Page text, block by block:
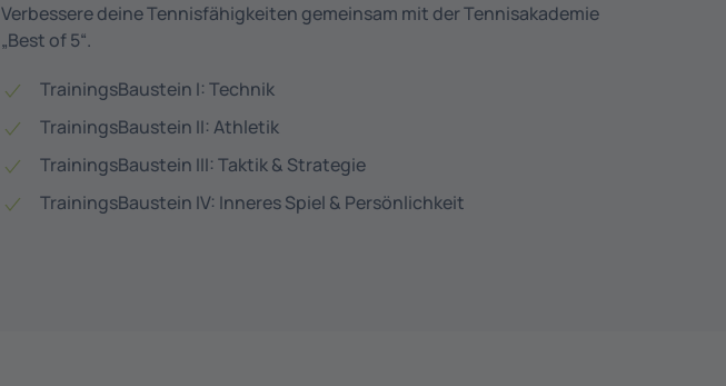
Verbessere deine Tennisfähigkeiten gemeinsam mit der Tennisakademie
„Best of 5“.
TrainingsBaustein I: Technik
TrainingsBaustein II: Athletik
TrainingsBaustein III: Taktik & Strategie
TrainingsBaustein IV: Inneres Spiel & Persönlichkeit